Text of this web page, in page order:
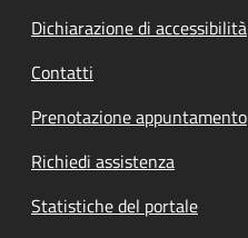
Dichiarazione di accessibilità
Contatti
Prenotazione appuntamento
Richiedi assistenza
Statistiche del portale